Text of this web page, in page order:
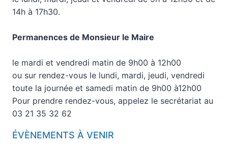
14h à 17h30.
Permanences de Monsieur le Maire
le mardi et vendredi matin de 9h00 à 12h00
ou sur rendez-vous le lundi, mardi, jeudi, vendredi
toute la journée et samedi matin de 9h00 à12h00
Pour prendre rendez-vous, appelez le secrétariat au
03 21 35 32 62
ÉVÈNEMENTS À VENIR